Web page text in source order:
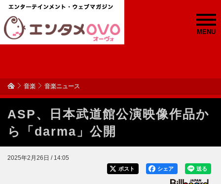
MENU
音楽 音楽ニュース
ASP、日本武道館公演映像作品か
ら「darma」公開
2025年2月26日 / 14:05
送る
シェア
ポスト